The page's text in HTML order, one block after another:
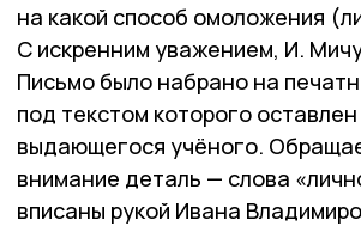
на какой способ омоложения
С искренним уважением, И.
Письмо было набрано на
под текстом которого
выдающегося учёного.
внимание деталь — слова
вписаны рукой Ивана